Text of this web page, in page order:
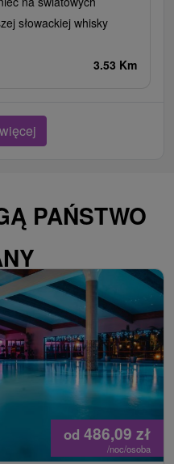
słowackiej whisky
3.53 Km
PAŃSTWO
od 486,09 zł
/noc/osoba